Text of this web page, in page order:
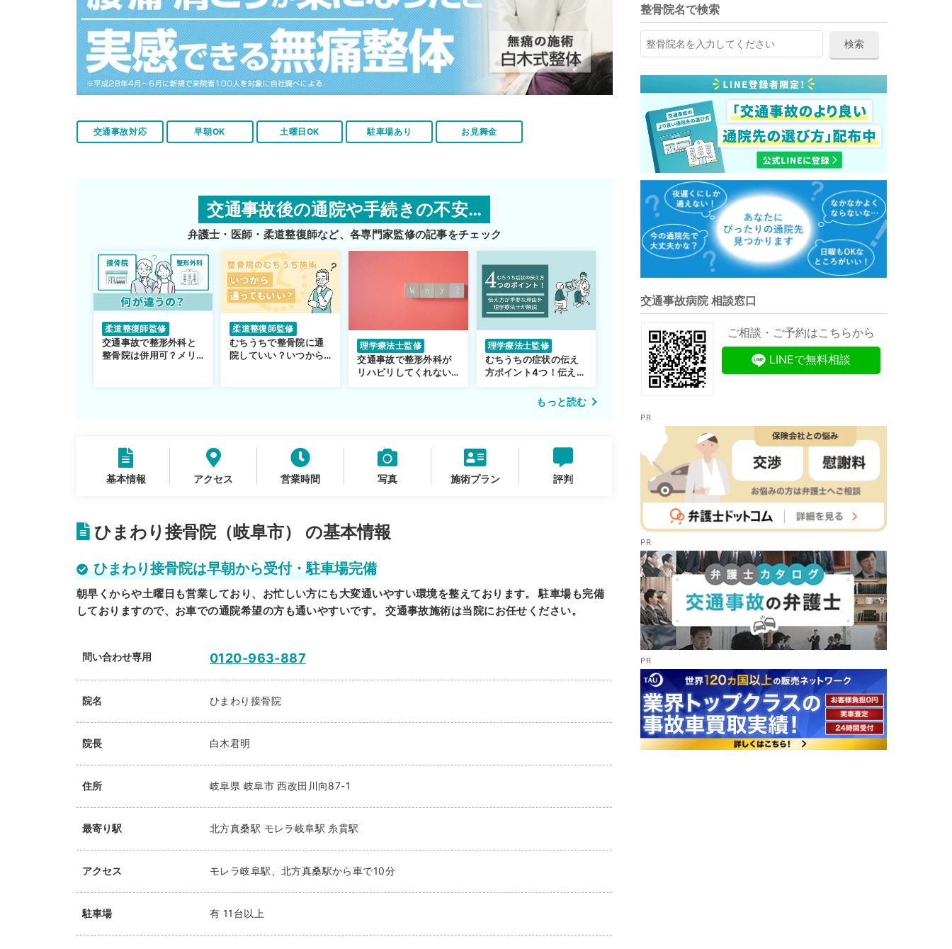
交通事故対応 早朝OK 土曜日OK 駐車場あり お見舞金
交通事故後の通院や手続きの不安…
弁護士・医師・柔道整復師など、各専門家監修の記事をチェック
柔道整復師監修
交通事故で整形外科と
整骨院は併用可？メリ
柔道整復師監修
むちうちで整骨院に通
院していい？いつから
理学療法士監修
交通事故で整形外科が
リハビリしてくれない…
転院するべき？
理学療法士監修
むちうちの症状の伝え
方ポイント4つ！伝え方
が重要な理由も解説
もっと読む
基本情報 アクセス 営業時間 写真 施術プラン 評判
ひまわり接骨院（岐阜市） の基本情報
ひまわり接骨院は早朝から受付・駐車場完備
朝早くからや土曜日も営業しており、お忙しい方にも大変通いやすい環境を整えております。 駐車場も完備
しておりますので、お車での通院希望の方も通いやすいです。 交通事故施術は当院にお任せください。
問い合わせ専用 0120-963-887
院名 ひまわり接骨院
院長 白木君明
住所 岐阜県 岐阜市 西改田川向87-1
最寄り駅 北方真桑駅 モレラ岐阜駅 糸貫駅
アクセス モレラ岐阜駅、北方真桑駅から車で10分
駐車場 有 11台以上
整骨院名で検索
交通事故病院 相談窓口
ご相談・ご予約はこちらから
LINEで無料相談